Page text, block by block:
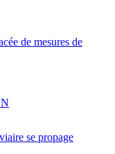
de mesures de
se propage